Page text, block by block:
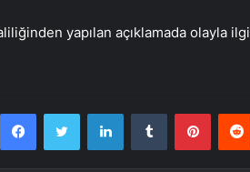
yapılan açıklamada olayla
FacebookTwitter LinkedInTumblr